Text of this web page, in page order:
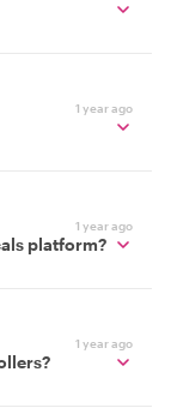
1 year ago
1 year ago
platform?
1 year ago